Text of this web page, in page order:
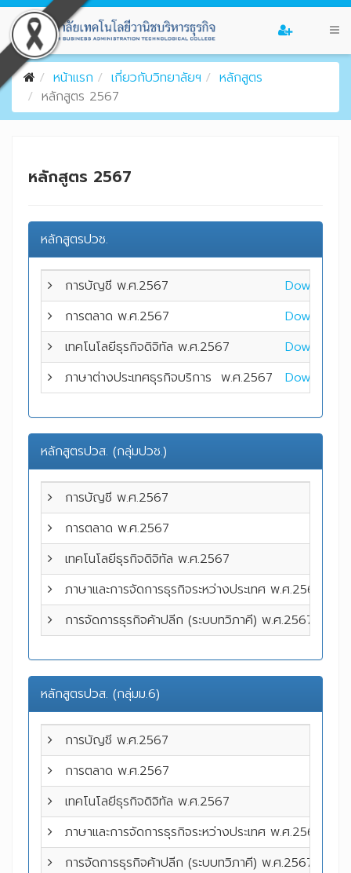
หน้าแรก เกี่ยวกับวิทยาลัยฯ
หลักสูตร
หลักสูตร 2567
หลักสูตร 2567
หลักสูตรปวช.
การบัญชี พ.ศ.2567
Download
การตลาด พ.ศ.2567
Download
เทคโนโลยีธุรกิจดิจิทัล พ.ศ.2567
Download
ภาษาต่างประเทศธุรกิจบริการ พ.ศ.2567 Download
หลักสูตรปวส. (กลุ่มปวช.)
การบัญชี พ.ศ.2567
การตลาด พ.ศ.2567
เทคโนโลยีธุรกิจดิจิทัล พ.ศ.2567
ภาษาและการจัดการธุรกิจระหว่างประเทศ พ.ศ.2567
การจัดการธุรกิจค้าปลีก (ระบบทวิภาคี) พ.ศ.2567
หลักสูตรปวส. (กลุ่มม.6)
การบัญชี พ.ศ.2567
การตลาด พ.ศ.2567
เทคโนโลยีธุรกิจดิจิทัล พ.ศ.2567
ภาษาและการจัดการธุรกิจระหว่างประเทศ พ.ศ.2567
การจัดการธุรกิจค้าปลีก (ระบบทวิภาคี) พ.ศ.2567